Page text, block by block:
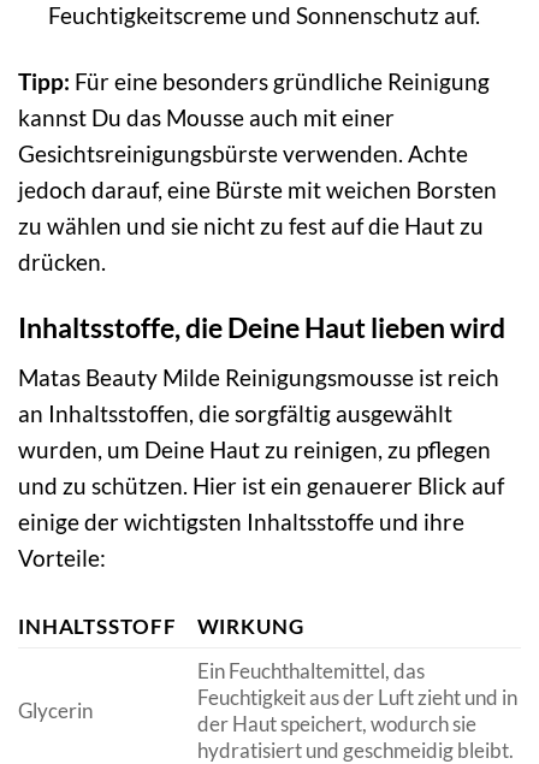
Feuchtigkeitscreme und Sonnenschutz auf.
Tipp: Für eine besonders gründliche Reinigung
kannst Du das Mousse auch mit einer
Gesichtsreinigungsbürste verwenden. Achte
jedoch darauf, eine Bürste mit weichen Borsten
zu wählen und sie nicht zu fest auf die Haut zu
drücken.
Inhaltsstoffe, die Deine Haut lieben wird
Matas Beauty Milde Reinigungsmousse ist reich
an Inhaltsstoffen, die sorgfältig ausgewählt
wurden, um Deine Haut zu reinigen, zu pflegen
und zu schützen. Hier ist ein genauerer Blick auf
einige der wichtigsten Inhaltsstoffe und ihre
Vorteile:
INHALTSSTOFF WIRKUNG
Glycerin
Ein Feuchthaltemittel, das
Feuchtigkeit aus der Luft zieht und in
der Haut speichert, wodurch sie
hydratisiert und geschmeidig bleibt.